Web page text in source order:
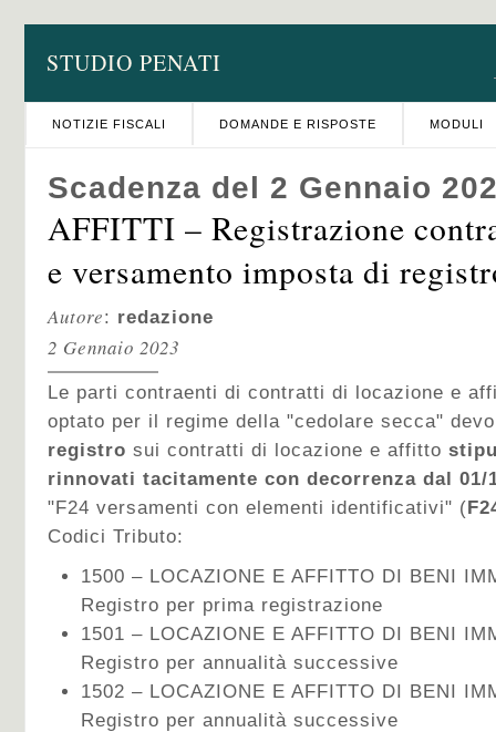
STUDIO PENATI
NOTIZIE FISCALI DOMANDE E RISPOSTE MODULI
Scadenza del 2 Gennaio
AFFITTI – Registrazione
e versamento imposta di
Autore: redazione
2 Gennaio 2023
Le parti contraenti di contratti di locazione e
optato per il regime della "cedolare secca"
registro sui contratti di locazione e affitto
rinnovati tacitamente con decorrenza dal 01/
"F24 versamenti con elementi identificativi" (
Codici Tributo:
1500 – LOCAZIONE E AFFITTO DI BENI
Registro per prima registrazione
1501 – LOCAZIONE E AFFITTO DI BENI
Registro per annualità successive
1502 – LOCAZIONE E AFFITTO DI BENI
Registro per annualità successive